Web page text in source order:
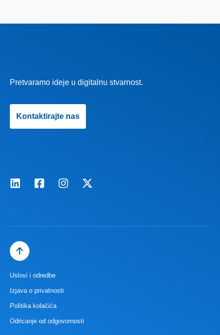
Pretvaramo ideje u digitalnu stvarnost.
Kontaktirajte nas
Uslovi i odredbe
Izjava o privatnosti
Politika kolačića
Odricanje od odgovornosti